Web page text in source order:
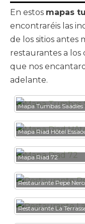
En estos mapas
encontraréis las
de los sitios antes
restaurantes a los
que nos
adelante.
Mapa Tumbas Saadíes
Mapa Riad Hôtel
Mapa Riad 72
Restaurante Pepe Nero
Restaurante La